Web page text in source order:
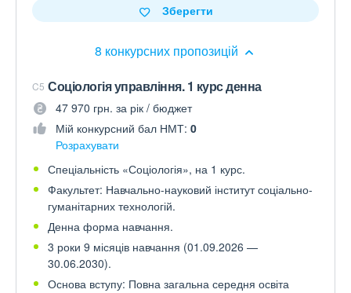
8 конкурсних пропозицій
Зберегти
C5 Соціологія управління. 1 курс денна
47 970 грн. за рік / бюджет
Мій конкурсний бал НМТ: 0
Розрахувати
Спеціальність «Соціологія», на 1 курс.
Факультет: Навчально-науковий інститут соціально-
гуманітарних технологій.
Денна форма навчання.
3 роки 9 місяців навчання (01.09.2026 —
30.06.2030).
Основа вступу: Повна загальна середня освіта